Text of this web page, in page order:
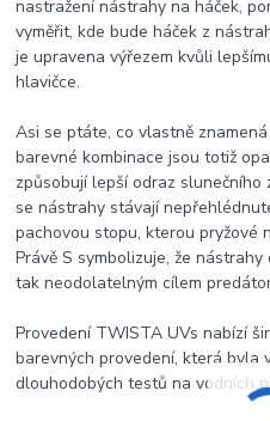
nastražení nástrahy na háček,
vyměřit, kde bude háček z
je upravena výřezem kvůli
hlavičce.
Asi se ptáte, co vlastně
barevné kombinace jsou totiž
způsobují lepší odraz
se nástrahy stávají
pachovou stopu, kterou pryžové
Právě S symbolizuje, že
tak neodolatelným cílem
Provedení TWISTA UVs nabízí
barevných provedení, která byla
dlouhodobých testů na vodních